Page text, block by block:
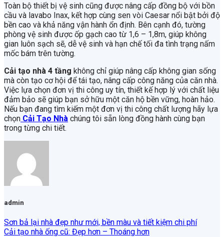
Toàn bộ thiết bị vệ sinh cũng được nâng cấp đồng bộ với bồn
cầu và lavabo Inax, kết hợp cùng sen vòi Caesar nổi bật bởi độ
bền cao và khả năng vận hành ổn định. Bên cạnh đó, tường
phòng vệ sinh được ốp gạch cao từ 1,6 – 1,8m, giúp không
gian luôn sạch sẽ, dễ vệ sinh và hạn chế tối đa tình trạng nấm
mốc bám trên tường.
Cải tạo nhà 4 tầng không chỉ giúp nâng cấp không gian sống
mà còn tạo cơ hội để tái tạo, nâng cấp công năng của căn nhà.
Việc lựa chọn đơn vị thi công uy tín, thiết kế hợp lý với chất liệu
đảm bảo sẽ giúp bạn sở hữu một căn hộ bền vững, hoàn hảo.
Nếu bạn đang tìm kiếm một đơn vị thi công chất lượng hãy lựa
chọn Cải Tạo Nhà chúng tôi sẵn lòng đồng hành cùng bạn
trong từng chi tiết.
admin
Sơn bả lại nhà đẹp như mới, bền màu và tiết kiệm chi phí
Cải tạo nhà ống cũ: Đẹp hơn – Thoáng hơn